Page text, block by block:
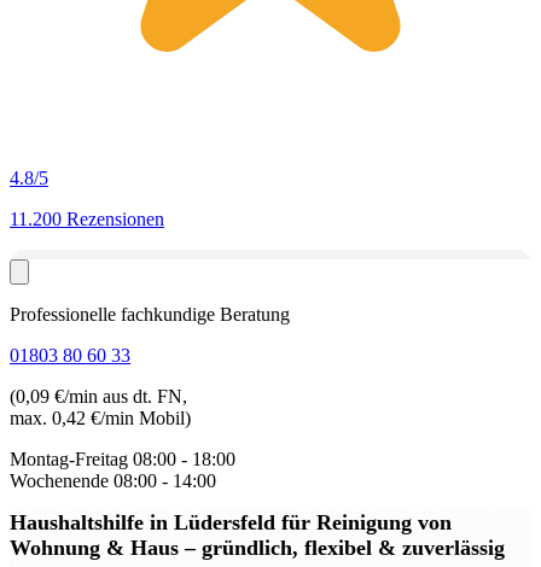
4.8/5
11.200 Rezensionen
Professionelle fachkundige Beratung
01803 80 60 33
(0,09 €/min aus dt. FN,
max. 0,42 €/min Mobil)
Montag-Freitag 08:00 - 18:00
Wochenende 08:00 - 14:00
Haushaltshilfe in Lüdersfeld für Reinigung von
Wohnung & Haus – gründlich, flexibel & zuverlässig